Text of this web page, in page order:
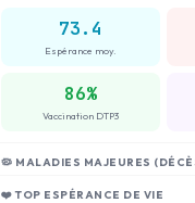
73.4
Espérance moy.
86%
Vaccination DTP3
🦠 MALADIES MAJEURES
❤️ TOP ESPÉRANCE DE VIE